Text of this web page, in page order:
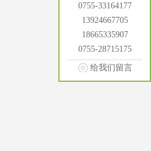
0755-33164177
13924667705
18665335907
0755-28715175
给我们留言